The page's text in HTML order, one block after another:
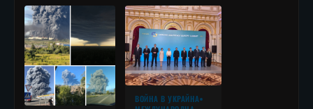
ВОЙНА В УКРАЙНА